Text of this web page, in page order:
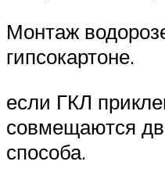
Монтаж
гипсокартоне.
если ГКЛ
совмещаются
способа.